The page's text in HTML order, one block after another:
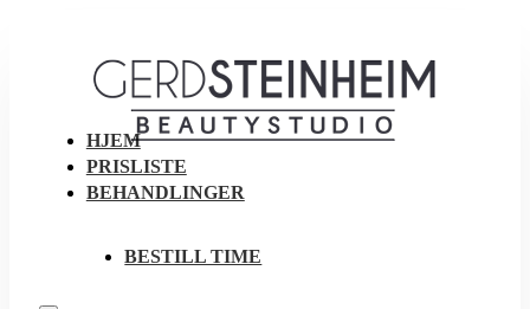
HJEM
PRISLISTE
BEHANDLINGER
BESTILL TIME